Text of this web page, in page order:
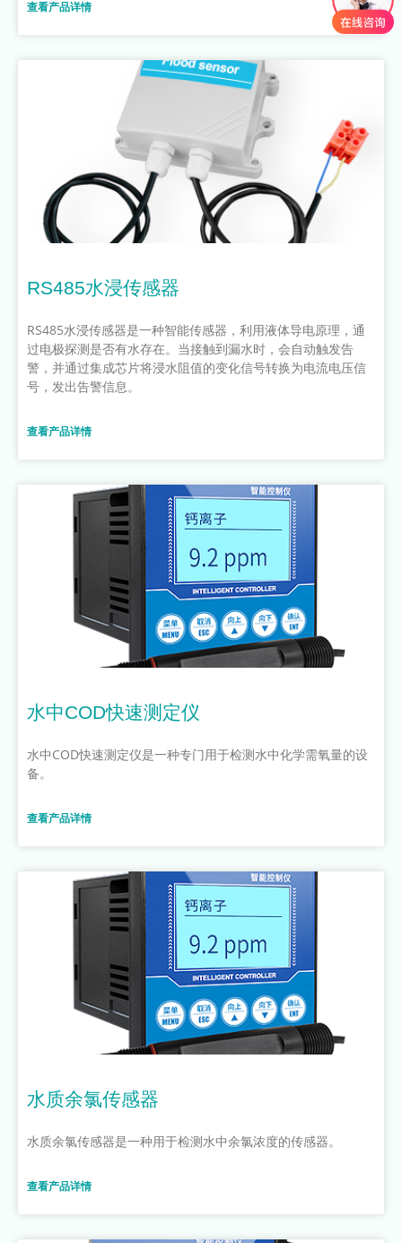
查看产品详情
RS485水浸传感器
RS485水浸传感器是一种智能传感器，利用液体导电原理，通
过电极探测是否有水存在。当接触到漏水时，会自动触发告
警，并通过集成芯片将浸水阻值的变化信号转换为电流电压信
号，发出告警信息。
查看产品详情
水中COD快速测定仪
水中COD快速测定仪是一种专门用于检测水中化学需氧量的设
备。
查看产品详情
水质余氯传感器
水质余氯传感器是一种用于检测水中余氯浓度的传感器。
查看产品详情